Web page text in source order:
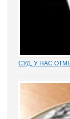
СУД, У НАС
«прокручивая»
адвокатских